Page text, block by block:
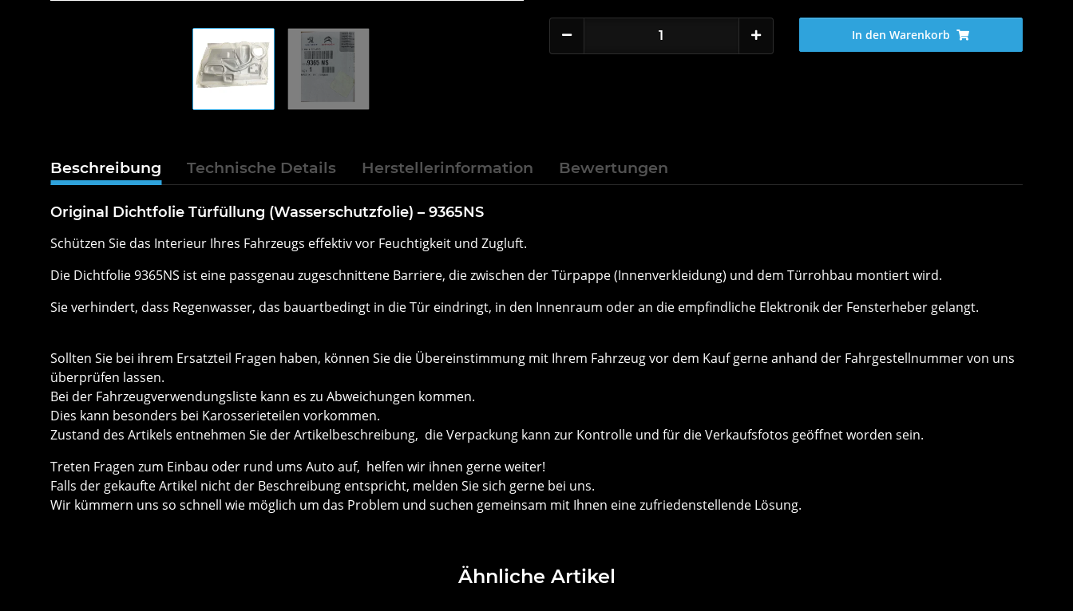
In den Warenkorb
Beschreibung Technische Details Herstellerinformation Bewertungen
Original Dichtfolie Türfüllung (Wasserschutzfolie) – 9365NS
Schützen Sie das Interieur Ihres Fahrzeugs effektiv vor Feuchtigkeit und Zugluft.
Die Dichtfolie 9365NS ist eine passgenau zugeschnittene Barriere, die zwischen der Türpappe (Innenverkleidung) und dem Türrohbau montiert wird.
Sie verhindert, dass Regenwasser, das bauartbedingt in die Tür eindringt, in den Innenraum oder an die empfindliche Elektronik der Fensterheber gelangt.
Sollten Sie bei ihrem Ersatzteil Fragen haben, können Sie die Übereinstimmung mit Ihrem Fahrzeug vor dem Kauf gerne anhand der Fahrgestellnummer von uns
überprüfen lassen.
Bei der Fahrzeugverwendungsliste kann es zu Abweichungen kommen.
Dies kann besonders bei Karosserieteilen vorkommen.
Zustand des Artikels entnehmen Sie der Artikelbeschreibung, die Verpackung kann zur Kontrolle und für die Verkaufsfotos geöffnet worden sein.
Treten Fragen zum Einbau oder rund ums Auto auf, helfen wir ihnen gerne weiter!
Falls der gekaufte Artikel nicht der Beschreibung entspricht, melden Sie sich gerne bei uns.
Wir kümmern uns so schnell wie möglich um das Problem und suchen gemeinsam mit Ihnen eine zufriedenstellende Lösung.
Ähnliche Artikel